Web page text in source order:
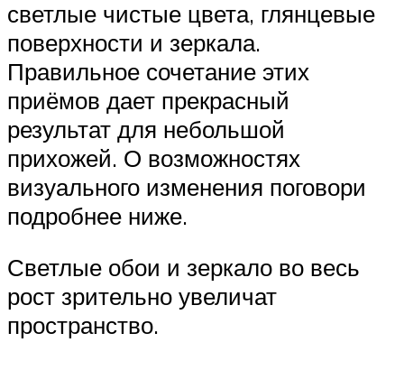
светлые чистые цвета, глянцевые
поверхности и зеркала.
Правильное сочетание этих
приёмов дает прекрасный
результат для небольшой
прихожей. О возможностях
визуального изменения поговори
подробнее ниже.
Светлые обои и зеркало во весь
рост зрительно увеличат
пространство.